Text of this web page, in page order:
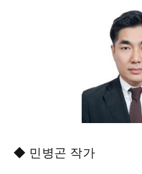
◆ 민병곤 작가